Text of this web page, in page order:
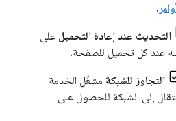
.
التحديث عند إعادة التحميل على
عند كل تحميل للصفحة.
التجاوز للشبكة مشغّل الخدمة
إلى الشبكة للحصول على